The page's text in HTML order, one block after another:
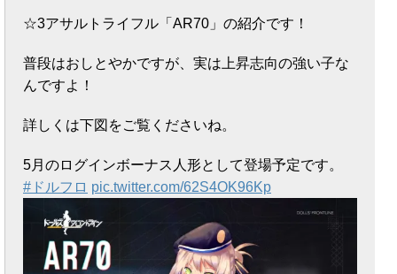
☆3アサルトライフル「AR70」の紹介です！
普段はおしとやかですが、実は上昇志向の強い子な
んですよ！
詳しくは下図をご覧くださいね。
5月のログインボーナス人形として登場予定です。
#ドルフロ pic.twitter.com/62S4OK96Kp